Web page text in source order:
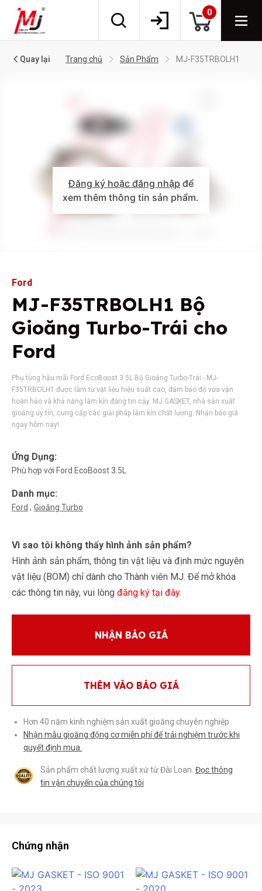
0
Quay lại Trang chủ Sản Phẩm MJ-F35TRBOLH1
Đăng ký hoặc đăng nhập để
xem thêm thông tin sản phẩm.
Ford
MJ-F35TRBOLH1 Bộ
Gioăng Turbo-Trái cho
Ford
Phụ tùng hậu mãi Ford EcoBoost 3.5L Bộ Gioăng Turbo-Trái - MJ-
F35TRBOLH1 được làm từ vật liệu hiệu suất cao, đảm bảo độ vừa vặn
hoàn hảo và khả năng làm kín đáng tin cậy. MJ GASKET, nhà sản xuất
gioăng uy tín, cung cấp các giải pháp làm kín chất lượng. Nhận báo giá
ngay hôm nay!
Ứng Dụng:
Phù hợp với Ford EcoBoost 3.5L
Danh mục:
Ford Gioăng Turbo
Vì sao tôi không thấy hình ảnh sản phẩm?
Hình ảnh sản phẩm, thông tin vật liệu và định mức nguyên
vật liệu (BOM) chỉ dành cho Thành viên MJ. Để mở khóa
các thông tin này, vui lòng đăng ký tại đây.
NHẬN BÁO GIÁ
THÊM VÀO BÁO GIÁ
Hơn 40 năm kinh nghiệm sản xuất gioăng chuyên nghiệp.
Nhận mẫu gioăng động cơ miễn phí để trải nghiệm trước khi
quyết định mua.
Sản phẩm chất lượng xuất xứ từ Đài Loan. Đọc thông
tin vận chuyển của chúng tôi
Chứng nhận